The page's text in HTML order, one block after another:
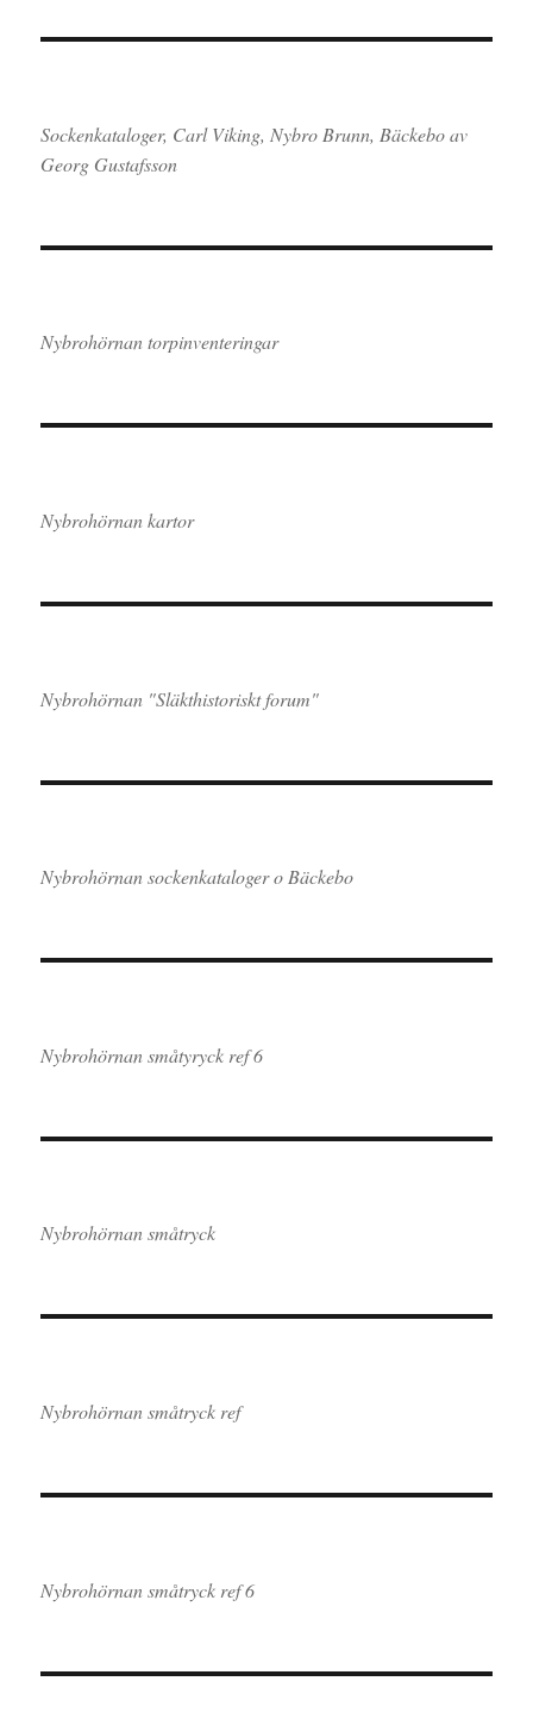
Sockenkataloger, Carl Viking, Nybro Brunn, Bäckebo av
Georg Gustafsson
Nybrohörnan torpinventeringar
Nybrohörnan kartor
Nybrohörnan "Släkthistoriskt forum"
Nybrohörnan sockenkataloger o Bäckebo
Nybrohörnan småtyryck ref 6
Nybrohörnan småtryck
Nybrohörnan småtryck ref
Nybrohörnan småtryck ref 6